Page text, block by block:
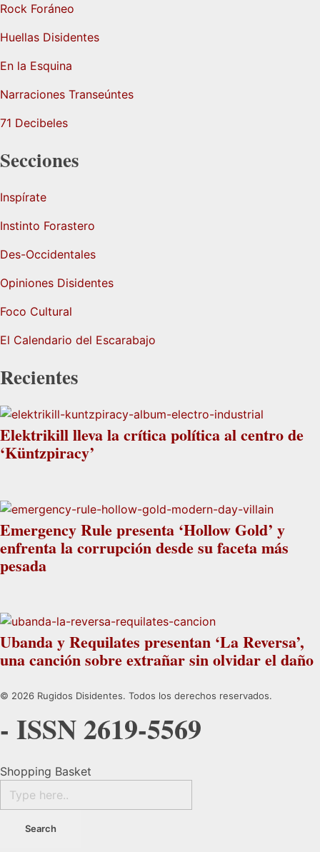
Rock Foráneo
Huellas Disidentes
En la Esquina
Narraciones Transeúntes
71 Decibeles
Secciones
Inspírate
Instinto Forastero
Des-Occidentales
Opiniones Disidentes
Foco Cultural
El Calendario del Escarabajo
Recientes
Elektrikill lleva la crítica política al centro de
‘Küntzpiracy’
Emergency Rule presenta ‘Hollow Gold’ y
enfrenta la corrupción desde su faceta más
pesada
Ubanda y Requilates presentan ‘La Reversa’,
una canción sobre extrañar sin olvidar el daño
© 2026 Rugidos Disidentes. Todos los derechos reservados.
- ISSN 2619-5569
Shopping Basket